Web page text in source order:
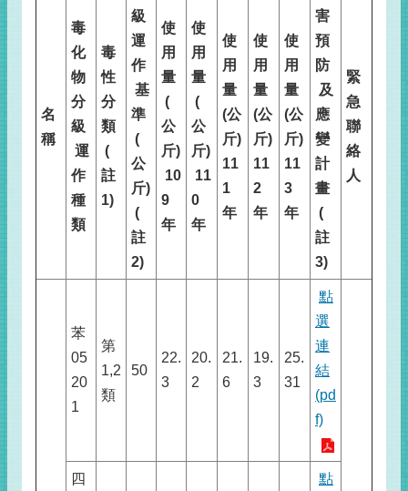
名
稱
毒
化
物
分
級
運
作
種
類
毒
性
分
類
(
註
1)
級
運
作
基
準
(
公
斤)
(
註
2)
使
用
量
(
公
斤)
10
9
年
使
用
量
(
公
斤)
11
0
年
使
用
量
(公
斤)
11
1
年
使
用
量
(公
斤)
11
2
年
使
用
量
(公
斤)
11
3
年
害
預
防
及
應
變
計
畫
(
註
3)
緊
急
聯
絡
人
苯
05
20
1
第
1,2
類
50
22.
3
20.
2
21.
6
19.
3
25.
31
點
選
連
結
(pd
f)
四
點